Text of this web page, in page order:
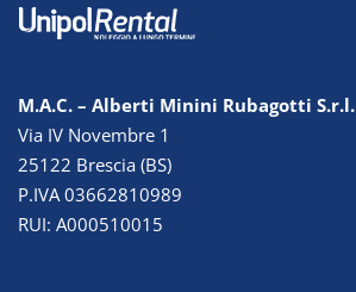
M.A.C. – Alberti Minini Rubagotti S.r.l.
Via IV Novembre 1
25122 Brescia (BS)
P.IVA 03662810989
RUI: A000510015